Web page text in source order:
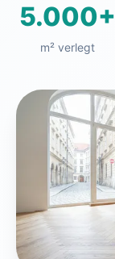
5.000+
m² verlegt